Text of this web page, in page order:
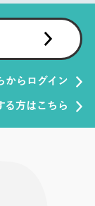
からログイン
る方はこちら